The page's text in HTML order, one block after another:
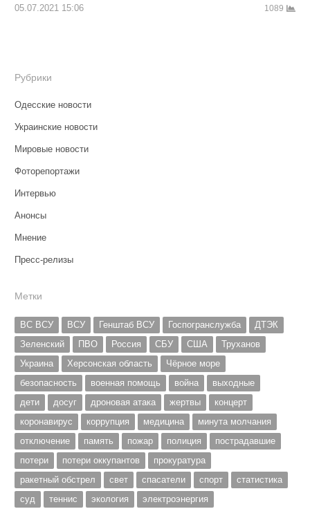
05.07.2021 15:06 1089
Рубрики
Одесские новости
Украинские новости
Мировые новости
Фоторепортажи
Интервью
Анонсы
Мнение
Пресс-релизы
Метки
ВС ВСУ ВСУ Генштаб ВСУ Госпогранслужба
ДТЭК
Зеленский
ПВО Россия СБУ США
Труханов
Украина
Херсонская область
Чёрное море
безопасность
военная помощь война
выходные
дети
досуг дроновая атака жертвы
концерт
коронавирус
коррупция медицина
минута молчания
отключение
память пожар полиция
пострадавшие
потери
потери оккупантов
прокуратура
ракетный обстрел
свет спасатели спорт
статистика
суд
теннис экология
электроэнергия